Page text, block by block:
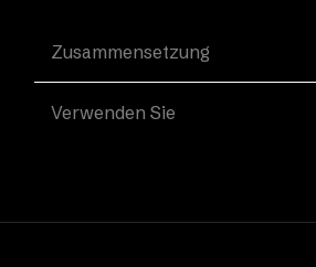
Zusammensetzung
Verwenden Sie